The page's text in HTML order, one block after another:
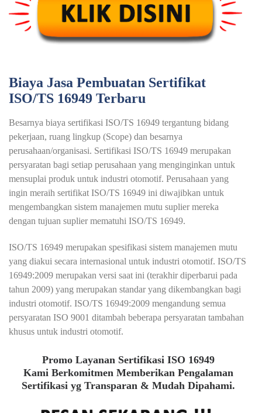
Biaya Jasa Pembuatan Sertifikat
ISO/TS 16949 Terbaru
Besarnya biaya sertifikasi ISO/TS 16949 tergantung bidang
pekerjaan, ruang lingkup (Scope) dan besarnya
perusahaan/organisasi. Sertifikasi ISO/TS 16949 merupakan
persyaratan bagi setiap perusahaan yang menginginkan untuk
mensuplai produk untuk industri otomotif. Perusahaan yang
ingin meraih sertifikat ISO/TS 16949 ini diwajibkan untuk
mengembangkan sistem manajemen mutu suplier mereka
dengan tujuan suplier mematuhi ISO/TS 16949.
ISO/TS 16949 merupakan spesifikasi sistem manajemen mutu
yang diakui secara internasional untuk industri otomotif. ISO/TS
16949:2009 merupakan versi saat ini (terakhir diperbarui pada
tahun 2009) yang merupakan standar yang dikembangkan bagi
industri otomotif. ISO/TS 16949:2009 mengandung semua
persyaratan ISO 9001 ditambah beberapa persyaratan tambahan
khusus untuk industri otomotif.
Promo Layanan Sertifikasi ISO 16949
Kami Berkomitmen Memberikan Pengalaman
Sertifikasi yg Transparan & Mudah Dipahami.